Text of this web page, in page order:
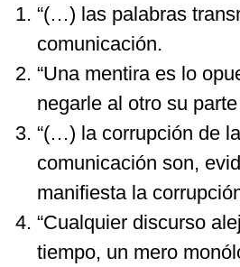
“(…) las palabras
comunicación.
“Una mentira es lo
negarle al otro su
“(…) la corrupción de
comunicación son,
manifiesta la
“Cualquier discurso
tiempo, un mero